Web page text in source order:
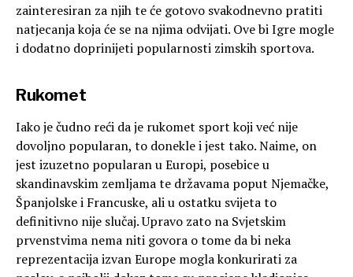
zainteresiran za njih te će gotovo svakodnevno pratiti
natjecanja koja će se na njima odvijati. Ove bi Igre mogle
i dodatno doprinijeti popularnosti zimskih sportova.
Rukomet
Iako je čudno reći da je rukomet sport koji već nije
dovoljno popularan, to donekle i jest tako. Naime, on
jest izuzetno popularan u Europi, posebice u
skandinavskim zemljama te državama poput Njemačke,
Španjolske i Francuske, ali u ostatku svijeta to
definitivno nije slučaj. Upravo zato na Svjetskim
prvenstvima nema niti govora o tome da bi neka
reprezentacija izvan Europe mogla konkurirati za